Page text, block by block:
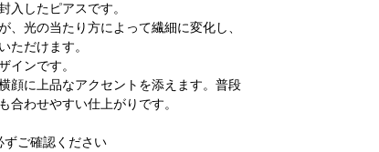
入したピアスです。
光の当たり方によって繊細に変化し、
ただけます。
インです。
顔に上品なアクセントを添えます。普段
合わせやすい仕上がりです。
ずご確認ください